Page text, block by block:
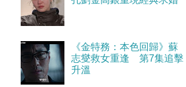
《金特務：本色回歸》蘇
志燮救女重逢 第7集追擊
升溫